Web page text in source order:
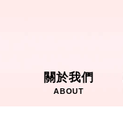
關於我們
ABOUT